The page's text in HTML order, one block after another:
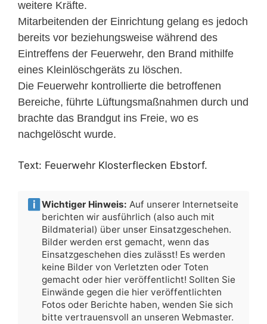
weitere Kräfte.
Mitarbeitenden der Einrichtung gelang es jedoch
bereits vor beziehungsweise während des
Eintreffens der Feuerwehr, den Brand mithilfe
eines Kleinlöschgeräts zu löschen.
Die Feuerwehr kontrollierte die betroffenen
Bereiche, führte Lüftungsmaßnahmen durch und
brachte das Brandgut ins Freie, wo es
nachgelöscht wurde.
Text: Feuerwehr Klosterflecken Ebstorf.
Wichtiger Hinweis: Auf unserer Internetseite
berichten wir ausführlich (also auch mit
Bildmaterial) über unser Einsatzgeschehen.
Bilder werden erst gemacht, wenn das
Einsatzgeschehen dies zulässt! Es werden
keine Bilder von Verletzten oder Toten
gemacht oder hier veröffentlicht! Sollten Sie
Einwände gegen die hier veröffentlichten
Fotos oder Berichte haben, wenden Sie sich
bitte vertrauensvoll an unseren Webmaster.